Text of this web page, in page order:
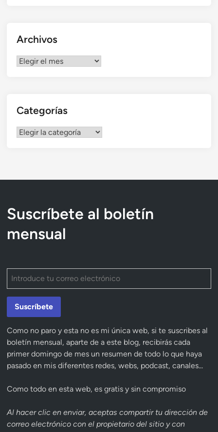
Archivos
Archivos
Categorías
Categorías
Suscríbete al boletín
mensual
Suscríbete
Como no paro y esta no es mi única web, si te suscribes al
boletín mensual, aparte de a este blog, recibirás cada
primer domingo de mes un resumen de todo lo que haya
pasado en mis diferentes redes, webs, podcast, canales...
Como todo en esta web, es gratis y sin compromiso
Al hacer clic en enviar, aceptas compartir tu dirección de
correo electrónico con el propietario del sitio y con